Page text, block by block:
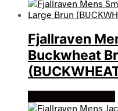
Fjallraven
Buckwheat